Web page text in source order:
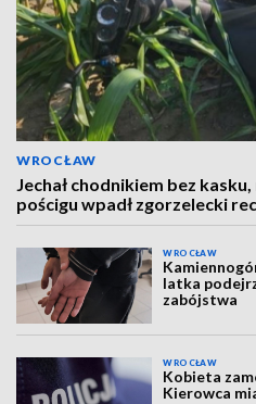
WROCŁAW
Jechał chodnikiem bez
pościgu wpadł zgorzelecki
WROCŁAW
latka
zabójstwa
WROCŁAW
Kobieta
Kierowca